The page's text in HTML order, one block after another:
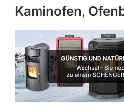
PROFIL
WARENKORB
PRODUCTS
SEARCH
Kaminofen,